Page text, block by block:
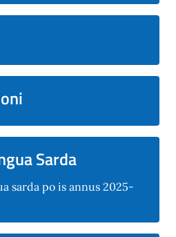
Sarda
sarda po is annus 2025-